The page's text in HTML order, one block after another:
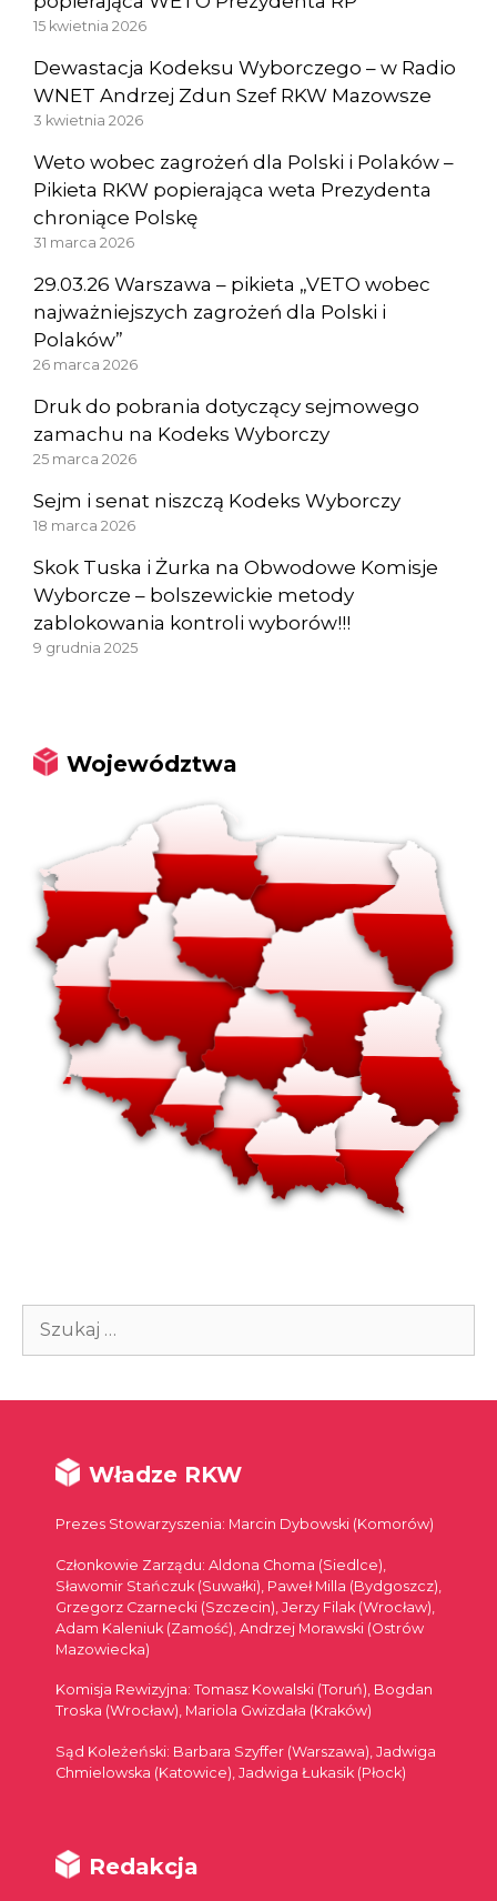
15 kwietnia 2026
Dewastacja Kodeksu Wyborczego – w Radio
WNET Andrzej Zdun Szef RKW Mazowsze
3 kwietnia 2026
Weto wobec zagrożeń dla Polski i Polaków –
Pikieta RKW popierająca weta Prezydenta
chroniące Polskę
31 marca 2026
29.03.26 Warszawa – pikieta „VETO wobec
najważniejszych zagrożeń dla Polski i
Polaków”
26 marca 2026
Druk do pobrania dotyczący sejmowego
zamachu na Kodeks Wyborczy
25 marca 2026
Sejm i senat niszczą Kodeks Wyborczy
18 marca 2026
Skok Tuska i Żurka na Obwodowe Komisje
Wyborcze – bolszewickie metody
zablokowania kontroli wyborów!!!
9 grudnia 2025
Województwa
Szukaj:
Władze RKW
Prezes Stowarzyszenia: Marcin Dybowski (Komorów)
Członkowie Zarządu: Aldona Choma (Siedlce),
Sławomir Stańczuk (Suwałki), Paweł Milla (Bydgoszcz),
Grzegorz Czarnecki (Szczecin), Jerzy Filak (Wrocław),
Adam Kaleniuk (Zamość), Andrzej Morawski (Ostrów
Mazowiecka)
Komisja Rewizyjna: Tomasz Kowalski (Toruń), Bogdan
Troska (Wrocław), Mariola Gwizdała (Kraków)
Sąd Koleżeński: Barbara Szyffer (Warszawa), Jadwiga
Chmielowska (Katowice), Jadwiga Łukasik (Płock)
Redakcja